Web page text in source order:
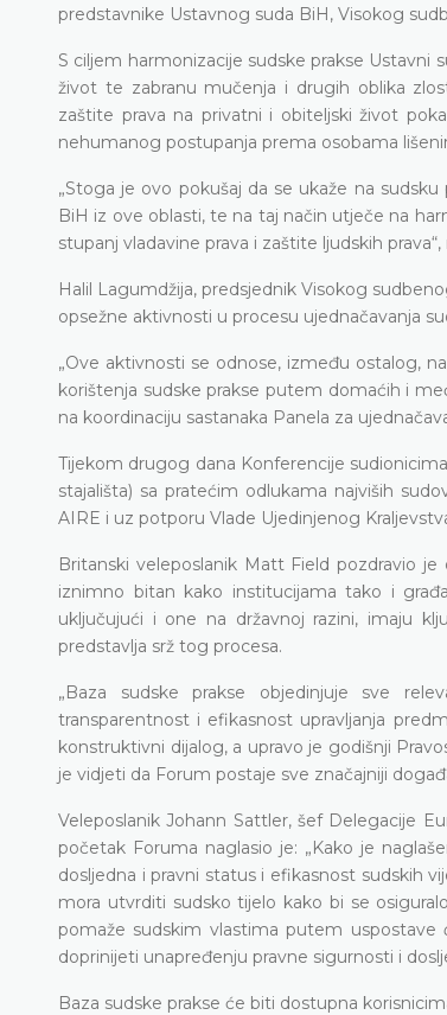
predstavnike Ustavnog suda BiH, Visokog
S ciljem harmonizacije sudske prakse Ustavni
život te zabranu mučenja i drugih oblika
zaštite prava na privatni i obiteljski život
nehumanog postupanja prema osobama
„Stoga je ovo pokušaj da se ukaže na
BiH iz ove oblasti, te na taj način utječe na
stupanj vladavine prava i zaštite ljudskih
Halil Lagumdžija, predsjednik Visokog
opsežne aktivnosti u procesu ujednačavanja
„Ove aktivnosti se odnose, između ostalog,
korištenja sudske prakse putem domaćih i
na koordinaciju sastanaka Panela za
Tijekom drugog dana Konferencije
stajališta) sa pratećim odlukama najviših
AIRE i uz potporu Vlade Ujedinjenog
Britanski veleposlanik Matt Field pozdravio
iznimno bitan kako institucijama tako i
uključujući i one na državnoj razini, imaju
predstavlja srž tog procesa.
„Baza sudske prakse objedinjuje sve
transparentnost i efikasnost upravljanja
konstruktivni dijalog, a upravo je godišnji
je vidjeti da Forum postaje sve značajniji
Veleposlanik Johann Sattler, šef Delegacije
početak Foruma naglasio je: „Kako je
dosljedna i pravni status i efikasnost sudskih
mora utvrditi sudsko tijelo kako bi se
pomaže sudskim vlastima putem uspostave
doprinijeti unapređenju pravne sigurnosti i
Baza sudske prakse će biti dostupna